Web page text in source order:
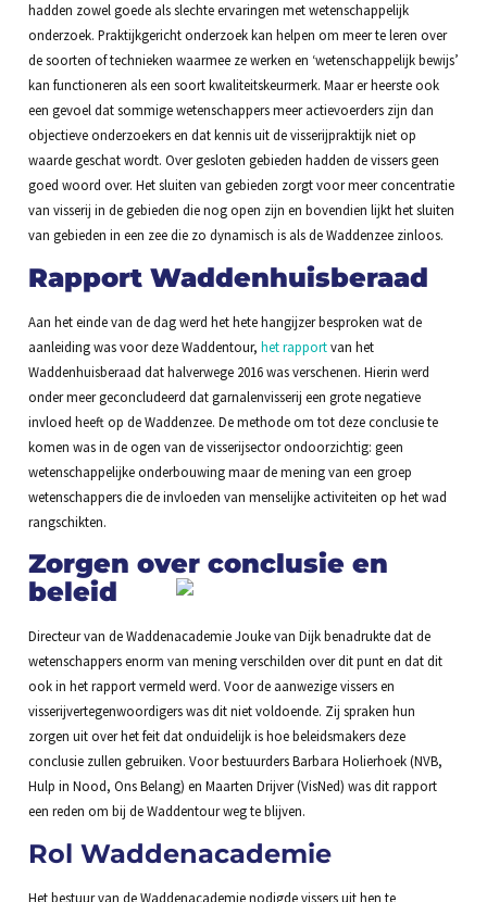
hadden zowel goede als slechte ervaringen met wetenschappelijk
onderzoek. Praktijkgericht onderzoek kan helpen om meer te leren over
de soorten of technieken waarmee ze werken en ‘wetenschappelijk bewijs’
kan functioneren als een soort kwaliteitskeurmerk. Maar er heerste ook
een gevoel dat sommige wetenschappers meer actievoerders zijn dan
objectieve onderzoekers en dat kennis uit de visserijpraktijk niet op
waarde geschat wordt. Over gesloten gebieden hadden de vissers geen
goed woord over. Het sluiten van gebieden zorgt voor meer concentratie
van visserij in de gebieden die nog open zijn en bovendien lijkt het sluiten
van gebieden in een zee die zo dynamisch is als de Waddenzee zinloos.
Rapport Waddenhuisberaad
Aan het einde van de dag werd het hete hangijzer besproken wat de
aanleiding was voor deze Waddentour, het rapportvan het
Waddenhuisberaad dat halverwege 2016 was verschenen. Hierin werd
onder meer geconcludeerd dat garnalenvisserij een grote negatieve
invloed heeft op de Waddenzee. De methode om tot deze conclusie te
komen was in de ogen van de visserijsector ondoorzichtig: geen
wetenschappelijke onderbouwing maar de mening van een groep
wetenschappers die de invloeden van menselijke activiteiten op het wad
rangschikten.
Zorgen over conclusie en
beleid
Directeur van de Waddenacademie Jouke van Dijk benadrukte dat de
wetenschappers enorm van mening verschilden over dit punt en dat dit
ook in het rapport vermeld werd. Voor de aanwezige vissers en
visserijvertegenwoordigers was dit niet voldoende. Zij spraken hun
zorgen uit over het feit dat onduidelijk is hoe beleidsmakers deze
conclusie zullen gebruiken. Voor bestuurders Barbara Holierhoek (NVB,
Hulp in Nood, Ons Belang) en Maarten Drijver (VisNed) was dit rapport
een reden om bij de Waddentour weg te blijven.
Rol Waddenacademie
Het bestuur van de Waddenacademie nodigde vissers uit hen te